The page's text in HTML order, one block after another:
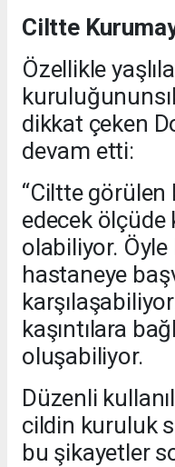
Ciltte
Özellikle
dikkat çeken
devam etti:
“Ciltte görülen
edecek ölçüde
olabiliyor.
hastaneye
kaşıntılara
oluşabiliyor.
Düzenli
cildin kuruluk
bu şikayetler